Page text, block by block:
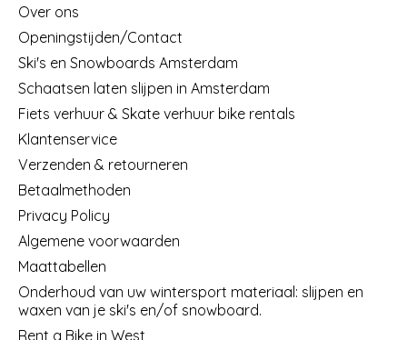
Over ons
Openingstijden/Contact
Ski's en Snowboards Amsterdam
Schaatsen laten slijpen in Amsterdam
Fiets verhuur & Skate verhuur bike rentals
Klantenservice
Verzenden & retourneren
Betaalmethoden
Privacy Policy
Algemene voorwaarden
Maattabellen
Onderhoud van uw wintersport materiaal: slijpen en
waxen van je ski's en/of snowboard.
Rent a Bike in West